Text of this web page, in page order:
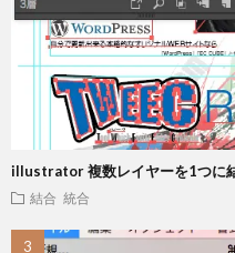
illustrator 複数レイヤーを1つに
結合 統合